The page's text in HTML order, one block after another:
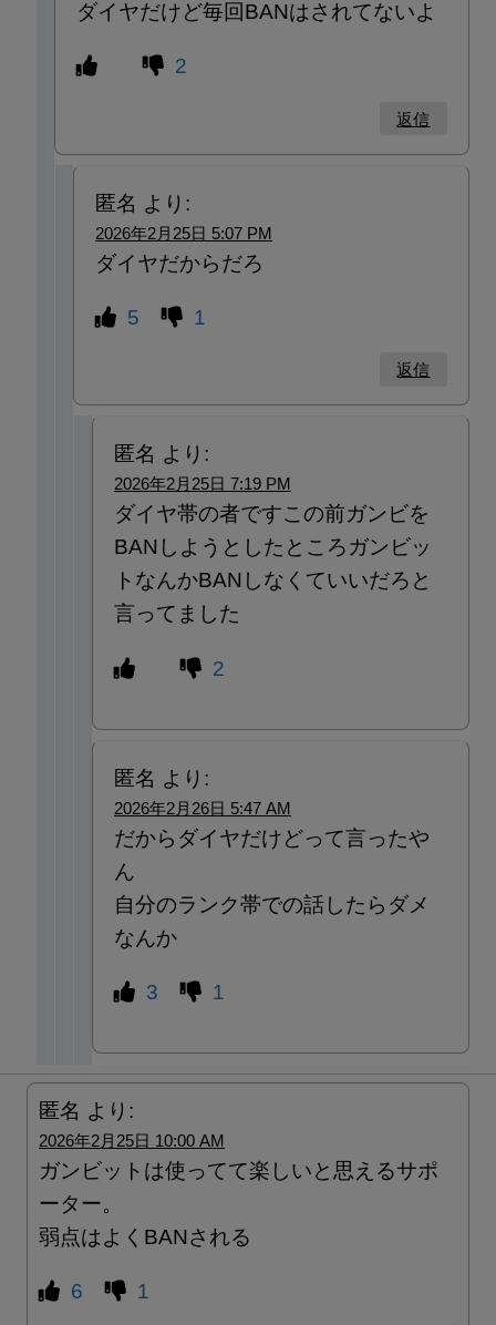
ダイヤだけど毎回BANはされてないよ
2
返信
匿名 より:
2026年2月25日 5:07 PM
ダイヤだからだろ
5 1
返信
匿名 より:
2026年2月25日 7:19 PM
ダイヤ帯の者ですこの前ガンビを
BANしようとしたところガンビッ
トなんかBANしなくていいだろと
言ってました
2
匿名 より:
2026年2月26日 5:47 AM
だからダイヤだけどって言ったや
ん
自分のランク帯での話したらダメ
なんか
3 1
匿名 より:
2026年2月25日 10:00 AM
ガンビットは使ってて楽しいと思えるサポ
ーター。
弱点はよくBANされる
6 1